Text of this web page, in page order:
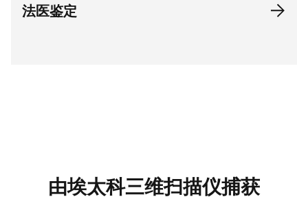
法医鉴定
由埃太科三维扫描仪捕获